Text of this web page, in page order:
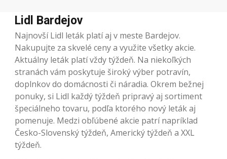
Lidl Bardejov
Najnovší Lidl leták platí aj v meste Bardejov.
Nakupujte za skvelé ceny a využite všetky akcie.
Aktuálny leták platí vždy týždeň. Na niekoľkých
stranách vám poskytuje široký výber potravín,
doplnkov do domácnosti či náradia. Okrem bežnej
ponuky, si Lidl každý týždeň pripravý aj sortiment
špeciálneho tovaru, podľa ktorého nový leták aj
pomenuje. Medzi obľúbené akcie patrí napríklad
Česko-Slovenský týždeň, Americký týždeň a XXL
týždeň.